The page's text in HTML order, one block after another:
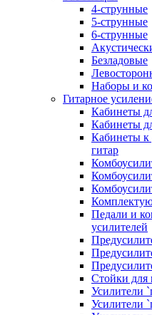
4-струнные
5-струнные
6-струнные
Безладовые
Наборы и
Гитарное
Кабинеты
Кабинеты
Кабинеты к
гитар
Педали и
усилителей
Стойки для
Усилители
Усилители